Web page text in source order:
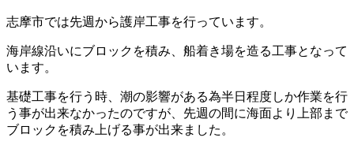
志摩市では先週から護岸工事を行っています。
海岸線沿いにブロックを積み、船着き場を造る工事となって
います。
基礎工事を行う時、潮の影響がある為半日程度しか作業を行
う事が出来なかったのですが、先週の間に海面より上部まで
ブロックを積み上げる事が出来ました。